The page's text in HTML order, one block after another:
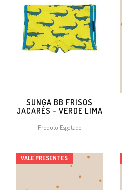
SUNGA BB FRISOS
JACARÉS - VERDE LIMA
Produto Esgotado
VALE PRESENTES